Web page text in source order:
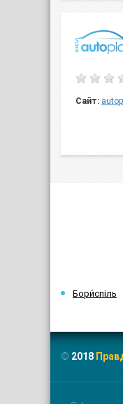
Сайт:
Бори́спіль
© 2018